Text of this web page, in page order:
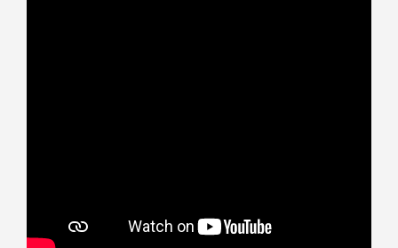
Taller de Atención Plena con